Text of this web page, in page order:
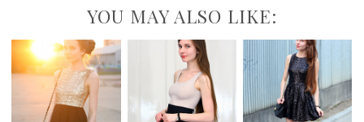
YOU MAY ALSO LIKE: